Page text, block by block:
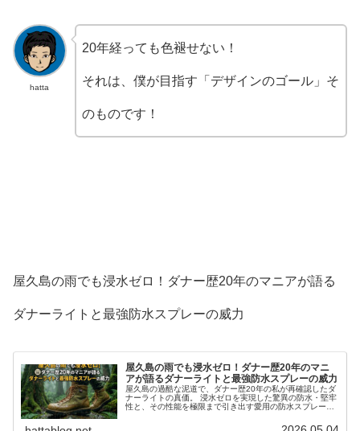
hatta
20年経っても色褪せない！
それは、僕が目指す「デザインのゴール」そ
のものです！
屋久島の雨でも浸水ゼロ！ダナー歴20年のマニアが語る
ダナーライトと最強防水スプレーの威力
屋久島の雨でも浸水ゼロ！ダナー歴20年のマニ
アが語るダナーライトと最強防水スプレーの威力
屋久島の過酷な泥道で、ダナー歴20年の私が再確認したダ
ナーライトの真価。 浸水ゼロを実現した驚異の防水・堅牢
性と、その性能を極限まで引き出す愛用の防水スプレー
説。 縄文杉を目指すすべてのトレッカー必見の装備記録で